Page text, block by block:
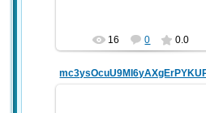
16 0 0.0